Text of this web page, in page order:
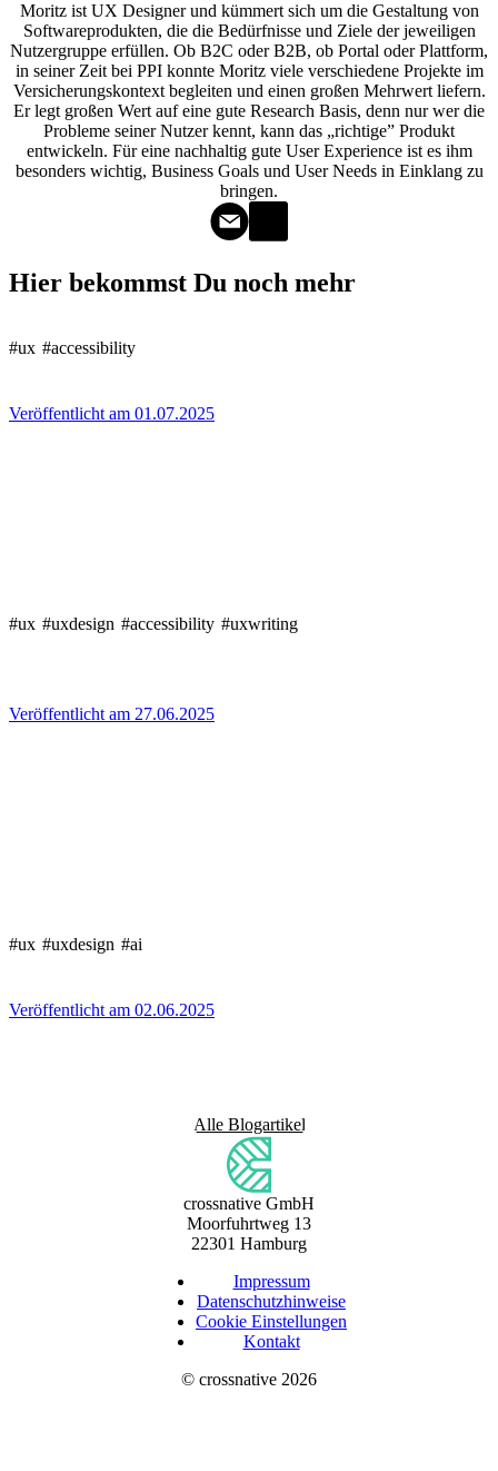
Moritz ist UX Designer und kümmert sich um die Gestaltung von
Softwareprodukten, die die Bedürfnisse und Ziele der jeweiligen
Nutzergruppe erfüllen. Ob B2C oder B2B, ob Portal oder Plattform,
in seiner Zeit bei PPI konnte Moritz viele verschiedene Projekte im
Versicherungskontext begleiten und einen großen Mehrwert liefern.
Er legt großen Wert auf eine gute Research Basis, denn nur wer die
Probleme seiner Nutzer kennt, kann das „richtige” Produkt
entwickeln. Für eine nachhaltig gute User Experience ist es ihm
besonders wichtig, Business Goals und User Needs in Einklang zu
bringen.
Hier bekommst Du noch mehr
#ux #accessibility
Veröffentlicht am 01.07.2025
#ux #uxdesign #accessibility #uxwriting
Veröffentlicht am 27.06.2025
#ux #uxdesign #ai
Veröffentlicht am 02.06.2025
Alle Blogartikel
crossnative GmbH
Moorfuhrtweg 13
22301 Hamburg
Impressum
Datenschutzhinweise
Cookie Einstellungen
Kontakt
© crossnative 2026